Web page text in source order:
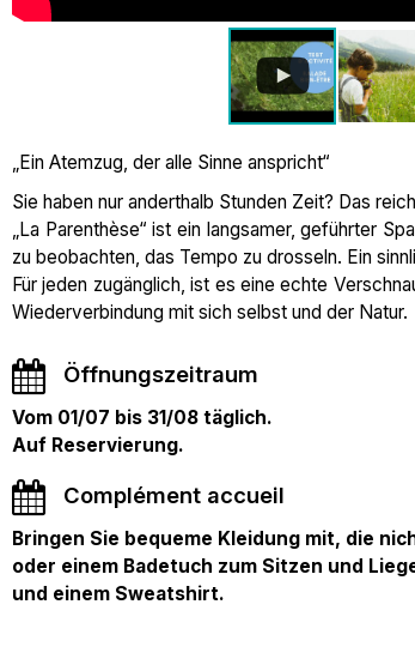
„Ein Atemzug, der alle Sinne anspricht“
Sie haben nur anderthalb Stunden Zeit? Das
„La Parenthèse“ ist ein langsamer, geführter
zu beobachten, das Tempo zu drosseln. Ein
Für jeden zugänglich, ist es eine echte
Wiederverbindung mit sich selbst und der Natur.
Öffnungszeitraum
Vom 01/07 bis 31/08 täglich.
Auf Reservierung.
Complément accueil
Bringen Sie bequeme Kleidung mit, die
oder einem Badetuch zum Sitzen und
und einem Sweatshirt.